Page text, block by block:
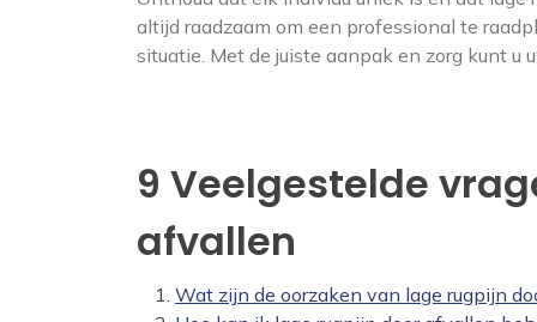
altijd raadzaam om een professional te
situatie. Met de juiste aanpak en zorg kunt
9 Veelgestelde
afvallen
Wat zijn de oorzaken van lage rugpijn